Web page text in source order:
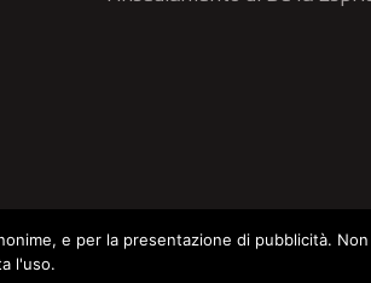
e per la presentazione di pubblicità.
l'uso.